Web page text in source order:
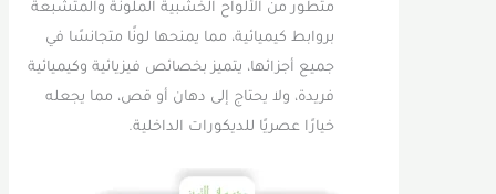
متطور من الألواح الخشبية الملونة والمتشبعة
بروابط كيميائية، مما يمنحها لونًا متجانسًا في
جميع أجزائها، يتميز بخصائص فيزيائية وكيميائية
فريدة، ولا يحتاج إلى دهان أو قص، مما يجعله
خيارًا عصريًا للديكورات الداخلية.